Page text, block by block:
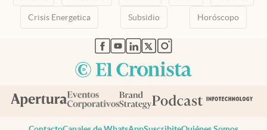
Crisis Energetica Subsidio Horóscopo
abre en nueva pestaña
abre en nueva pestaña
abre en nueva pestaña
abre en nueva pestaña
abre en nueva pestaña